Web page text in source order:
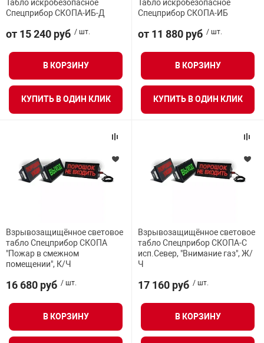
Прочее
Пульты
Термокожухи
оборудование
оборудование
Товарные весы
Торговые весы
Фасовочные
решения
Турникеты
Шлюзовые
Оборудования
Оборудования
Огнетушители
Рукава
Сигнально-
Средства
дыхания
Стволы
Оповещатели
Посты
Приборы
Системы
Табло
Термошкафы
напряжением
Система
Цвет
Маркировка взрывозащиты
Надпись
Табло искробезопасное
Спецприбор СКОПА-ИБ-Д
от 15 240 руб / шт.
В КОРЗИНУ
КУПИТЬ В ОДИН КЛИК
Табло искробезопасное
Спецприбор СКОПА-ИБ
от 11 880 руб / шт.
В КОРЗИНУ
КУПИТЬ В ОДИН КЛИК
Взрывозащищённое световое
табло Спецприбор СКОПА
"Пожар в смежном
помещении", К/Ч
16 680 руб / шт.
В КОРЗИНУ
Взрывозащищённое световое
табло Спецприбор СКОПА-С
исп.Север, "Внимание газ", Ж/
Ч
17 160 руб / шт.
В КОРЗИНУ